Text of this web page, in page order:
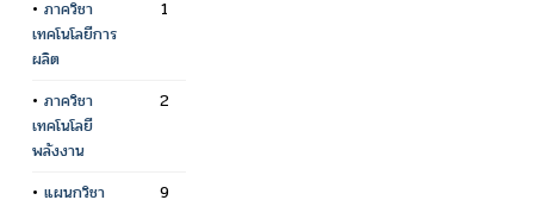
• ภาควิชา
เทคโนโลยีการ
ผลิต
1
• ภาควิชา
เทคโนโลยี
พลังงาน
2
• แผนกวิชา
9